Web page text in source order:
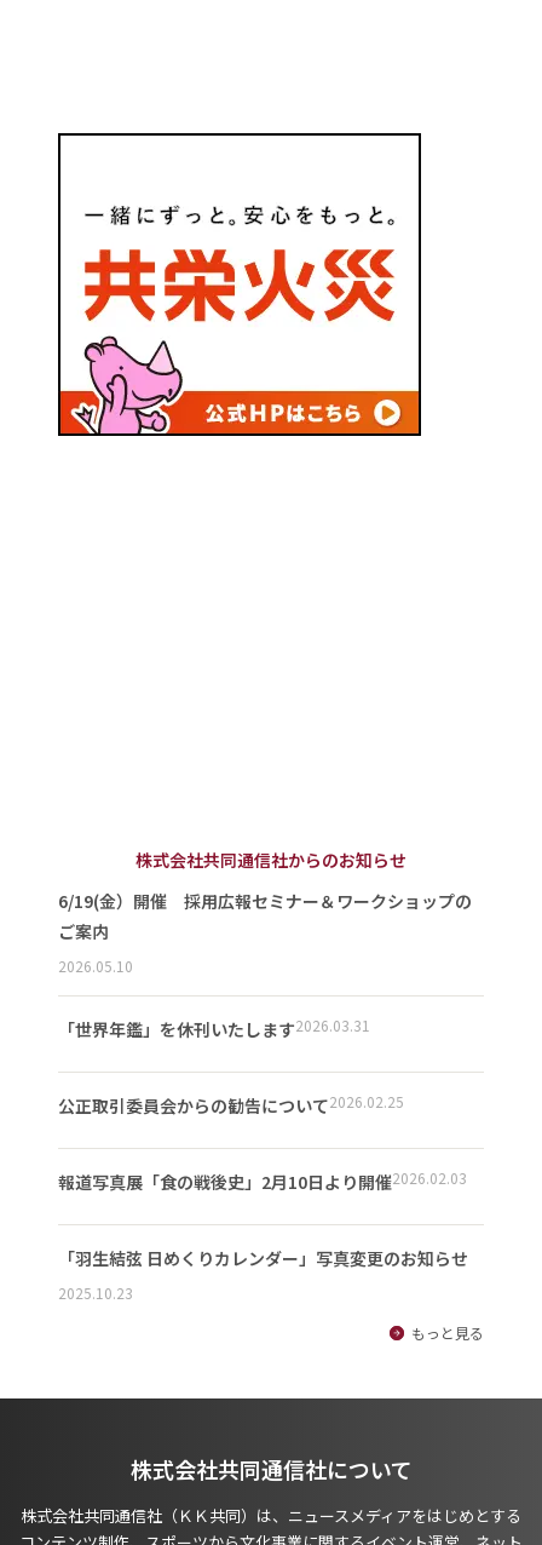
株式会社共同通信社からのお知らせ
6/19(金）開催 採用広報セミナー＆ワークショップの
ご案内
2026.05.10
「世界年鑑」を休刊いたします2026.03.31
公正取引委員会からの勧告について2026.02.25
報道写真展「食の戦後史」2月10日より開催2026.02.03
「羽生結弦 日めくりカレンダー」写真変更のお知らせ
2025.10.23
もっと見る
株式会社共同通信社について
株式会社共同通信社（ＫＫ共同）は、ニュースメディアをはじめとする